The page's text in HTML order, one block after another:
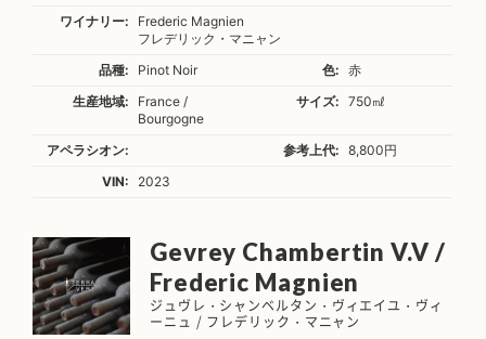
ワイナリー:
Frederic Magnien
フレデリック・マニャン
品種:
Pinot Noir 色:
赤
生産地域:
France /
Bourgogne
サイズ: 750㎖
アペラシオン: 参考上代:
8,800円
VIN:
2023
Gevrey Chambertin V.V /
Frederic Magnien
ジュヴレ・シャンベルタン・ヴィエイユ・ヴィ
ーニュ / フレデリック・マニャン